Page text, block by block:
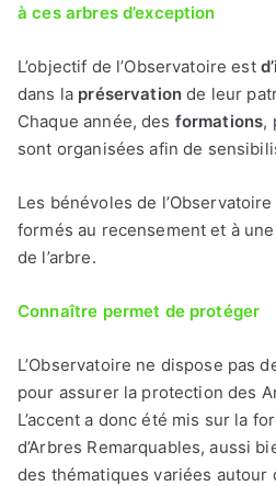
à ces arbres d’exception
L’objectif de l’Observatoire est
dans la préservation de leur
Chaque année, des formations,
sont organisées afin de
Les bénévoles de
formés au recensement et à
de l’arbre.
Connaître permet de protéger
L’Observatoire ne dispose pas
pour assurer la protection des
L’accent a donc été mis sur la
d’Arbres Remarquables, aussi
des thématiques variées autour